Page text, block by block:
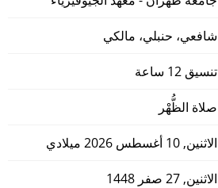
شافعي، حنبلي، مالكي
تنسيق 12 ساعة
صلاة الظُّهْر
الاثنين, 10 أغسطس 2026 ميلادي
الاثنين, 27 صفر 1448